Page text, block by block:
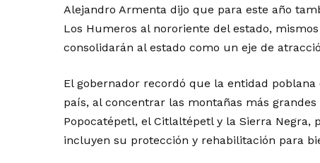
Alejandro Armenta dijo que para este año
Los Humeros al nororiente del estado,
consolidarán al estado como un eje de
El gobernador recordó que la entidad
país, al concentrar las montañas más
Popocatépetl, el Citlaltépetl y la Sierra
incluyen su protección y rehabilitación para